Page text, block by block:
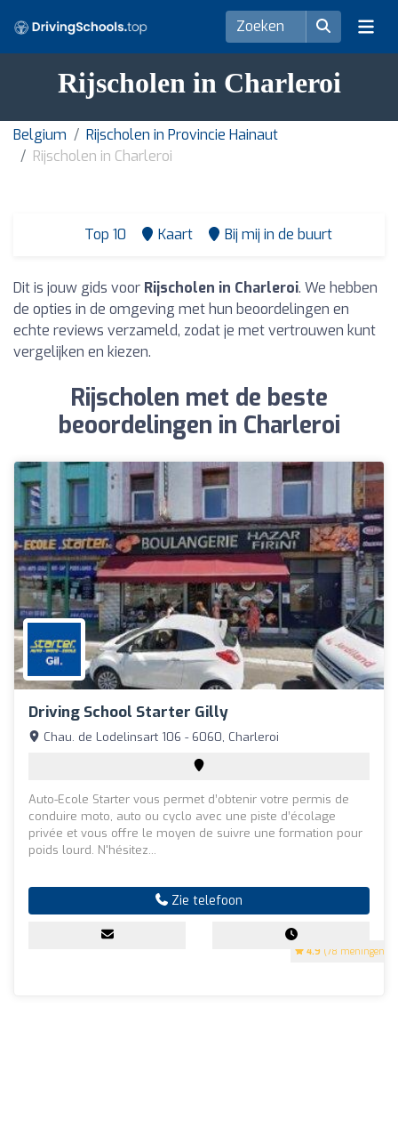
Rijscholen in Charleroi
Belgium
Rijscholen in Provincie Hainaut
Rijscholen in Charleroi
Top 10 Kaart Bij mij in de buurt
Dit is jouw gids voor Rijscholen in Charleroi. We hebben
de opties in de omgeving met hun beoordelingen en
echte reviews verzameld, zodat je met vertrouwen kunt
vergelijken en kiezen.
Rijscholen met de beste
beoordelingen in Charleroi
Driving School Starter Gilly
4.9 (78 meningen)
Chau. de Lodelinsart 106 - 6060, Charleroi
Auto-Ecole Starter vous permet d’obtenir votre permis de
conduire moto, auto ou cyclo avec une piste d’écolage
privée et vous offre le moyen de suivre une formation pour
poids lourd. N'hésitez...
Zie telefoon